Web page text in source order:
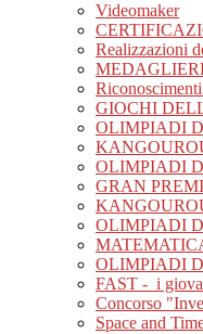
Videomaker
Realizzazioni
GIOCHI
OLIMPIADI
OLIMPIADI
GRAN
OLIMPIADI
OLIMPIADI
FAST - i
Concorso
Space and